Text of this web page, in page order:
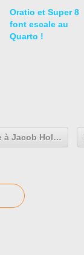
Oratio et Super 8
font escale au
Quarto !
A la recherche de figurants : On tourne à Jacob Holtzer !